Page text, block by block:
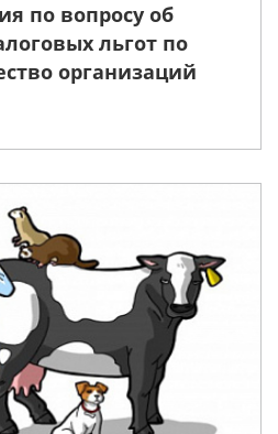
по вопросу об
льгот по
организаций